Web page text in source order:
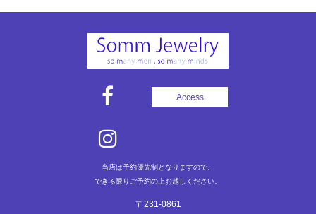
ナ
Access
当店は予約優先制となりますので、
できる限りご予約の上お越しください。
〒231-0861